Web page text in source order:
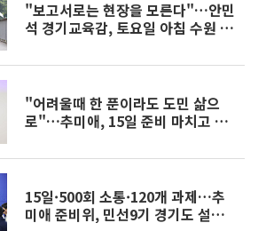
"보고서로는 현장을 모른다"…안민
석 경기교육감, 토요일 아침 수원 광
"어려울때 한 푼이라도 도민 삶으
로"…추미애, 15일 준비 마치고 7월
15일·500회 소통·120개 과제…추
미애 준비위, 민선9기 경기도 설계